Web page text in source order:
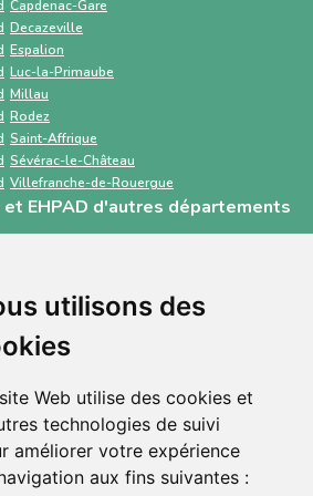
utilisons des
Web utilise des cookies et
technologies de suivi
améliorer votre expérience
aux fins suivantes :
gratuit, destiné
professionnels de santé,
d’admission en
sociaux via un dossier
Capdenac-Gare
Decazeville
Espalion
Luc-la-Primaube
Millau
Rodez
Saint-Affrique
Sévérac-le-Château
Villefranche-de-Rouergue
EHPAD d'autres départements
Maine-et-Loire
Aude
Loire-Atlantique
Somme
Mayotte
Pyrénées-Atlantiques